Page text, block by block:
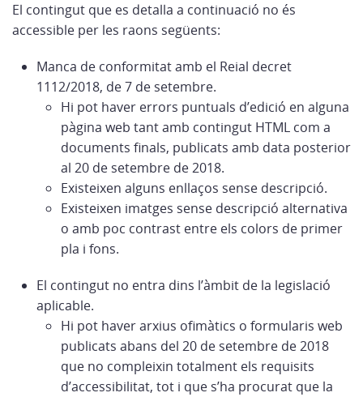
El contingut que es detalla a continuació no és
accessible per les raons següents:
Manca de conformitat amb el Reial decret
1112/2018, de 7 de setembre.
Hi pot haver errors puntuals d’edició en alguna
pàgina web tant amb contingut HTML com a
documents finals, publicats amb data posterior
al 20 de setembre de 2018.
Existeixen alguns enllaços sense descripció.
Existeixen imatges sense descripció alternativa
o amb poc contrast entre els colors de primer
pla i fons.
El contingut no entra dins l’àmbit de la legislació
aplicable.
Hi pot haver arxius ofimàtics o formularis web
publicats abans del 20 de setembre de 2018
que no compleixin totalment els requisits
d’accessibilitat, tot i que s’ha procurat que la